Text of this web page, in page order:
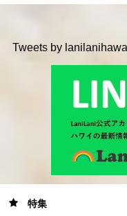
Tweets by
特集